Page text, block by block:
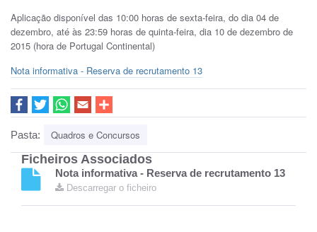
Aplicação disponível das 10:00 horas de sexta-feira, do dia 04 de
dezembro, até às 23:59 horas de quinta-feira, dia 10 de dezembro de
2015 (hora de Portugal Continental)
Nota informativa - Reserva de recrutamento 13
Pasta: Quadros e Concursos
Ficheiros Associados
Nota informativa - Reserva de recrutamento 13
Descarregar o ficheiro